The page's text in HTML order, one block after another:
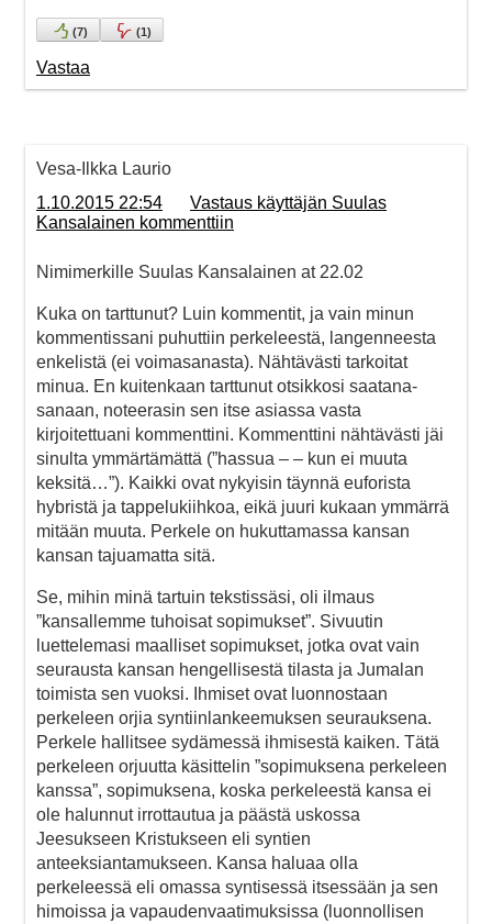
(7) (1)
Vastaa
Vesa-Ilkka Laurio
1.10.2015 22:54
Vastaus käyttäjän Suulas
Kansalainen kommenttiin
Nimimerkille Suulas Kansalainen at 22.02
Kuka on tarttunut? Luin kommentit, ja vain minun
kommentissani puhuttiin perkeleestä, langenneesta
enkelistä (ei voimasanasta). Nähtävästi tarkoitat
minua. En kuitenkaan tarttunut otsikkosi saatana-
sanaan, noteerasin sen itse asiassa vasta
kirjoitettuani kommenttini. Kommenttini nähtävästi jäi
sinulta ymmärtämättä (”hassua – – kun ei muuta
keksitä…”). Kaikki ovat nykyisin täynnä euforista
hybristä ja tappelukiihkoa, eikä juuri kukaan ymmärrä
mitään muuta. Perkele on hukuttamassa kansan
kansan tajuamatta sitä.
Se, mihin minä tartuin tekstissäsi, oli ilmaus
”kansallemme tuhoisat sopimukset”. Sivuutin
luettelemasi maalliset sopimukset, jotka ovat vain
seurausta kansan hengellisestä tilasta ja Jumalan
toimista sen vuoksi. Ihmiset ovat luonnostaan
perkeleen orjia syntiinlankeemuksen seurauksena.
Perkele hallitsee sydämessä ihmisestä kaiken. Tätä
perkeleen orjuutta käsittelin ”sopimuksena perkeleen
kanssa”, sopimuksena, koska perkeleestä kansa ei
ole halunnut irrottautua ja päästä uskossa
Jeesukseen Kristukseen eli syntien
anteeksiantamukseen. Kansa haluaa olla
perkeleessä eli omassa syntisessä itsessään ja sen
himoissa ja vapaudenvaatimuksissa (luonnollisen